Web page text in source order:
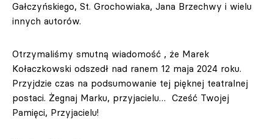
Gałczyńskiego, St. Grochowiaka, Jana Brzechwy i wielu
innych autorów.
Otrzymaliśmy smutną wiadomość , że Marek
Kołaczkowski odszedł nad ranem 12 maja 2024 roku.
Przyjdzie czas na podsumowanie tej pięknej teatralnej
postaci. Żegnaj Marku, przyjacielu… Cześć Twojej
Pamięci, Przyjacielu!